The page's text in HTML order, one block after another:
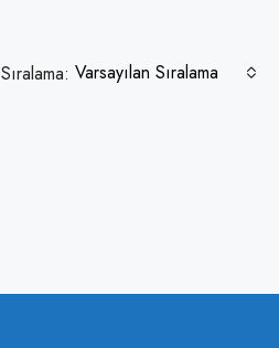
Sıralama: Varsayılan Sıralama